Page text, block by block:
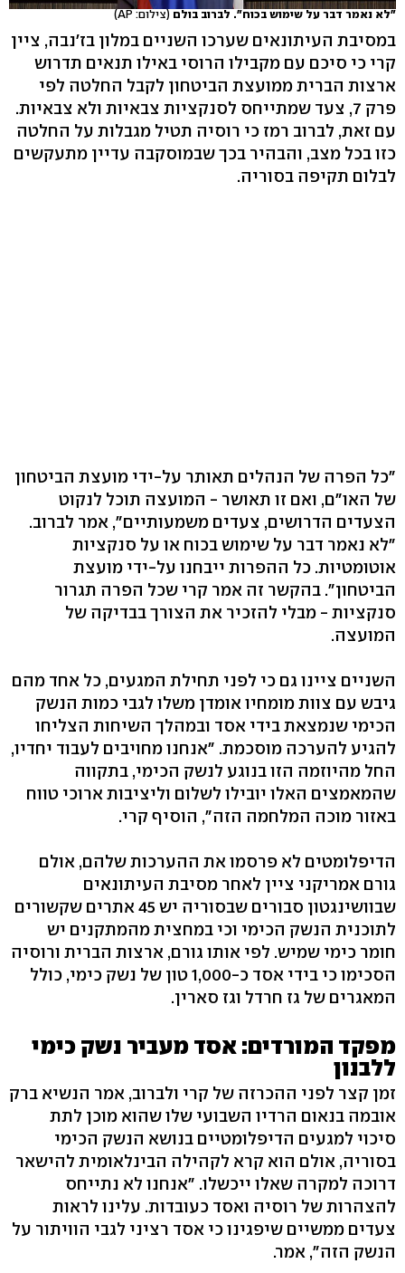
"לא נאמר דבר על שימוש בכוח". לברוב בולם (צילום: AP)
במסיבת העיתונאים שערכו השניים במלון בז'נבה, ציין
קרי כי סיכם עם מקבילו הרוסי באילו תנאים תדרוש
ארצות הברית ממועצת הביטחון לקבל החלטה לפי
פרק 7, צעד שמתייחס לסנקציות צבאיות ולא צבאיות.
עם זאת, לברוב רמז כי רוסיה תטיל מגבלות על החלטה
כזו בכל מצב, והבהיר בכך שבמוסקבה עדיין מתעקשים
לבלום תקיפה בסוריה.
"כל הפרה של הנהלים תאותר על-ידי מועצת הביטחון
של האו"ם, ואם זו תאושר - המועצה תוכל לנקוט
הצעדים הדרושים, צעדים משמעותיים", אמר לברוב.
"לא נאמר דבר על שימוש בכוח או על סנקציות
אוטומטיות. כל ההפרות ייבחנו על-ידי מועצת
הביטחון". בהקשר זה אמר קרי שכל הפרה תגרור
סנקציות - מבלי להזכיר את הצורך בבדיקה של
המועצה.
השניים ציינו גם כי לפני תחילת המגעים, כל אחד מהם
גיבש עם צוות מומחיו אומדן משלו לגבי כמות הנשק
הכימי שנמצאת בידי אסד ובמהלך השיחות הצליחו
להגיע להערכה מוסכמת. "אנחנו מחויבים לעבוד יחדיו,
החל מהיוזמה הזו בנוגע לנשק הכימי, בתקווה
שהמאמצים האלו יובילו לשלום וליציבות ארוכי טווח
באזור מוכה המלחמה הזה", הוסיף קרי.
הדיפלומטים לא פרסמו את ההערכות שלהם, אולם
גורם אמריקני ציין לאחר מסיבת העיתונאים
שבוושינגטון סבורים שבסוריה יש 45 אתרים שקשורים
לתוכנית הנשק הכימי וכי במחצית מהמתקנים יש
חומר כימי שמיש. לפי אותו גורם, ארצות הברית ורוסיה
הסכימו כי בידי אסד כ-1,000 טון של נשק כימי, כולל
המאגרים של גז חרדל וגז סארין.
מפקד המורדים: אסד מעביר נשק כימי
ללבנון
זמן קצר לפני ההכרזה של קרי ולברוב, אמר הנשיא ברק
אובמה בנאום הרדיו השבועי שלו שהוא מוכן לתת
סיכוי למגעים הדיפלומטיים בנושא הנשק הכימי
בסוריה, אולם הוא קרא לקהילה הבינלאומית להישאר
דרוכה למקרה שאלו ייכשלו. "אנחנו לא נתייחס
להצהרות של רוסיה ואסד כעובדות. עלינו לראות
צעדים ממשיים שיפגינו כי אסד רציני לגבי הוויתור על
הנשק הזה", אמר.